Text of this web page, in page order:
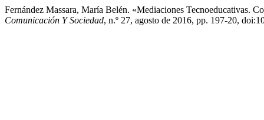
Fernández Massara, María Belén. «Mediaciones Tecnoeducativas.
Comunicación Y Sociedad, n.º 27, agosto de 2016, pp. 197-20,